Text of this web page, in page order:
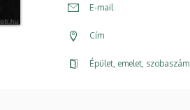
E-mail
Cím
Épület, emelet, szobaszám